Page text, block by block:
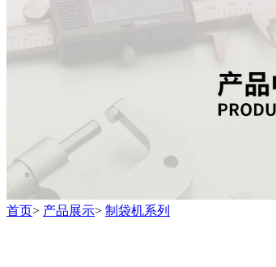
首页> 产品展示> 制袋机系列